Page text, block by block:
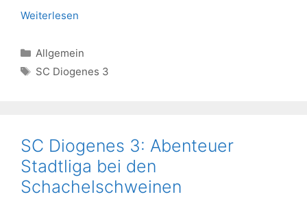
Weiterlesen
Kategorien
Allgemein
Schlagwörter
SC Diogenes 3
SC Diogenes 3: Abenteuer
Stadtliga bei den
Schachelschweinen